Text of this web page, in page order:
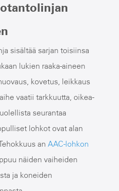
sisältää sarjan toisiinsa
lukien raaka-aineen
kovetus, leikkaus
vaatii tarkkuutta, oikea-
seurantaa
lohkot ovat alan
an AAC-lohkon
näiden vaiheiden
ja koneiden